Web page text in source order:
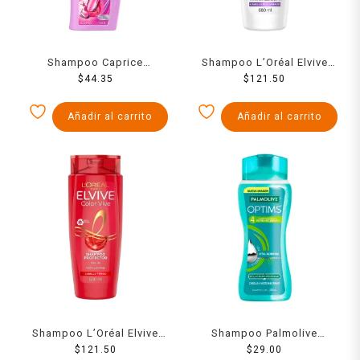
Shampoo Caprice
Especialidades fuerza
cabello 750 ml
$44.35
Añadir al carrito
Shampoo L’Oréal Elvive
reparación total extreme
ml
$121.50
Añadir al carrito
Shampoo L’Oréal Elvive
color vive filtro UV cabello
$121.50
Shampoo Palmolive
Optims nivel 4
$29.00